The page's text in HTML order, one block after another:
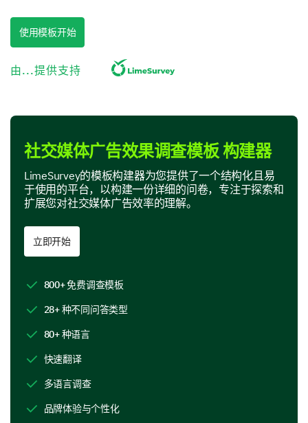
信息的清晰度
与您相关性
我们的广告是否影响了您的后续行动？
访问了我们的网站
向他人推荐我们的产品
进行了购买
改进建议
您能否提出您希望在我们的社交媒体广告中看到
的任何改进或修改建议？
使用模板开始
由...提供支持
社交媒体广告效果调查模板 构建器
LimeSurvey的模板构建器为您提供了一个结构化且易
于使用的平台，以构建一份详细的问卷，专注于探索和
扩展您对社交媒体广告效率的理解。
立即开始
800+ 免费调查模板
28+ 种不同问答类型
80+ 种语言
快速翻译
多语言调查
品牌体验与个性化